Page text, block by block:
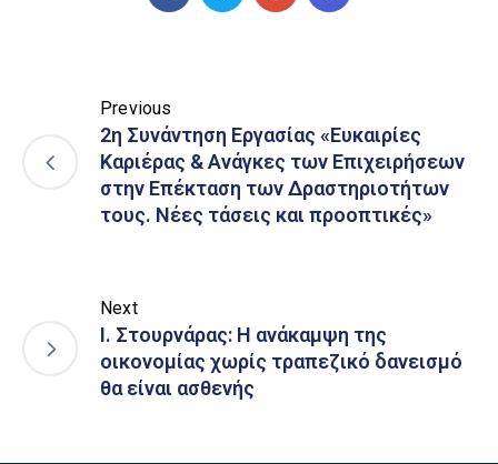
Previous
2η Συνάντηση Εργασίας «Ευκαιρίες
Καριέρας & Ανάγκες των Επιχειρήσεων
στην Επέκταση των Δραστηριοτήτων
τους. Νέες τάσεις και προοπτικές»
Next
Ι. Στουρνάρας: Η ανάκαμψη της
οικονομίας χωρίς τραπεζικό δανεισμό
θα είναι ασθενής